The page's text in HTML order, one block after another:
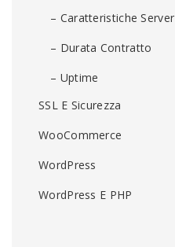
– Caratteristiche Server
– Durata Contratto
– Uptime
SSL E Sicurezza
WooCommerce
WordPress
WordPress E PHP